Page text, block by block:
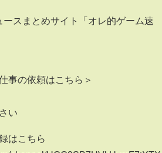
スまとめサイト「オレ的ゲーム速
事の依頼はこちら＞
い
はこちら